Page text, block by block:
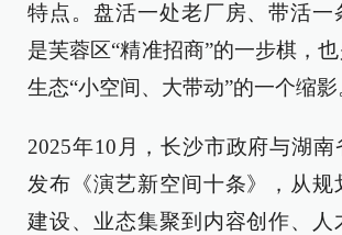
特点。盘活一处老厂房、带活一
是芙蓉区“精准招商”的一步棋，
生态“小空间、大带动”的一个缩影
2025年10月，长沙市政府与湖南
发布《演艺新空间十条》，从规
建设、业态集聚到内容创作、人